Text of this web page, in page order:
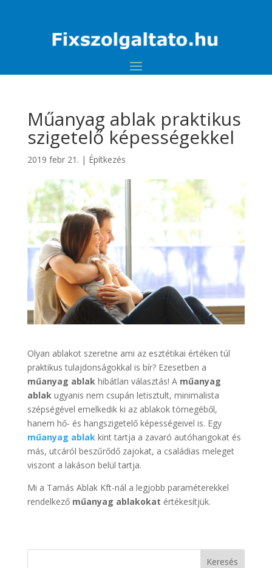
Műanyag ablak praktikus
szigetelő képességekkel
2019 febr 21. | Építkezés
Olyan ablakot szeretne ami az esztétikai értéken túl
praktikus tulajdonságokkal is bír? Ezesetben a
műanyag ablakhibátlan választás! A műanyag
ablakugyanis nem csupán letisztult, minimalista
szépségével emelkedik ki az ablakok tömegéből,
hanem hő- és hangszigetelő képességeivel is. Egy
műanyag ablakkint tartja a zavaró autóhangokat és
más, utcáról beszűrődő zajokat, a családias meleget
viszont a lakáson belül tartja.
Mi a Tamás Ablak Kft-nál a legjobb paraméterekkel
rendelkező műanyag ablakokat értékesítjük.